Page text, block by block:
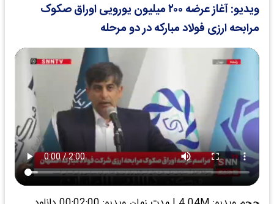
ویدیو: آغاز عرضه ۲۰۰ میلیون یورویی اوراق صکوک
مرابحه ارزی فولاد مبارکه در دو مرحله